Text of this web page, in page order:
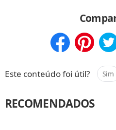
Este conteúdo foi útil? Sim
RECOMENDADOS